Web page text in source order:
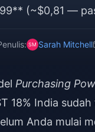
(~$0,81 —
mencapaiSarah Mitchell
Purchasing
18% India
Anda mulai